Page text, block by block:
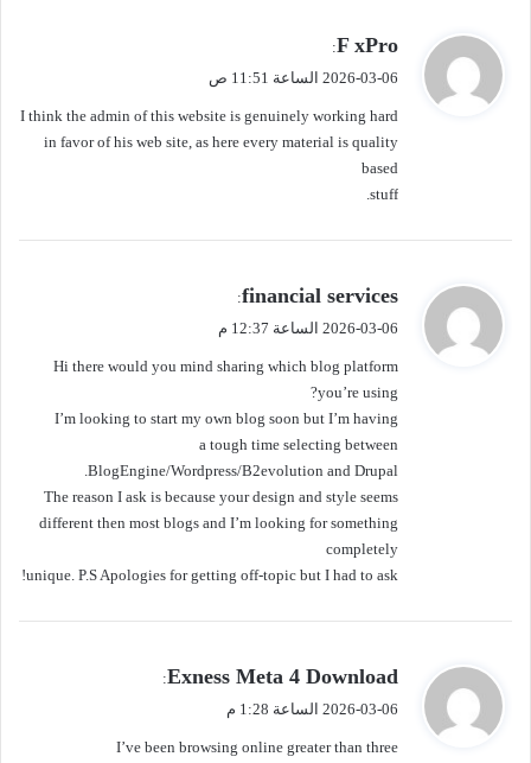
ي
ل
F xPro
:
2026-03-06 الساعة 11:51 ص
I think the admin of this website is genuinely working hard
in favor of his web site, as here every material is quality
based
stuff.
ي
ل
financial services
:
2026-03-06 الساعة 12:37 م
Hi there would you mind sharing which blog platform
you’re using?
I’m looking to start my own blog soon but I’m having
a tough time selecting between
BlogEngine/Wordpress/B2evolution and Drupal.
The reason I ask is because your design and style seems
different then most blogs and I’m looking for something
completely
unique. P.S Apologies for getting off-topic but I had to ask!
ي
ل
Exness Meta 4 Download
:
2026-03-06 الساعة 1:28 م
I’ve been browsing online greater than three